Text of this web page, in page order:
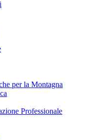
per la Montagna
Professionale